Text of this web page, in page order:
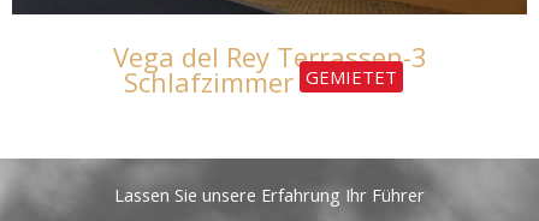
Vega del Rey Terrassen-3
Schlafzimmer GEMIETET
Lassen Sie unsere Erfahrung Ihr Führer